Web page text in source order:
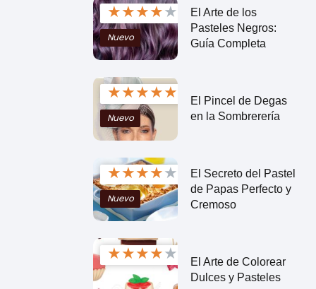
★★★★★
Nuevo
El Arte de los
Pasteles Negros:
Guía Completa
★★★★★
Nuevo
El Pincel de Degas
en la Sombrerería
★★★★★
Nuevo
El Secreto del Pastel
de Papas Perfecto y
Cremoso
★★★★★
El Arte de Colorear
Dulces y Pasteles